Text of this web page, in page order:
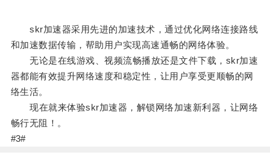
skr加速器采用先进的加速技术，通过优化网络连接路线
和加速数据传输，帮助用户实现高速通畅的网络体验。
无论是在线游戏、视频流畅播放还是文件下载，skr加速
器都能有效提升网络速度和稳定性，让用户享受更顺畅的网
络生活。
现在就来体验skr加速器，解锁网络加速新利器，让网络
畅行无阻！。
#3#